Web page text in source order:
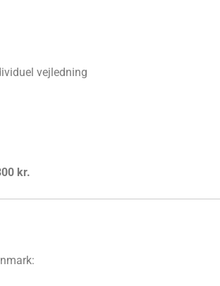
vejledning
kr.